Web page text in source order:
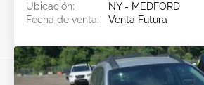
Ubicación:
NY - MEDFORD
Fecha de venta:
Venta Futura